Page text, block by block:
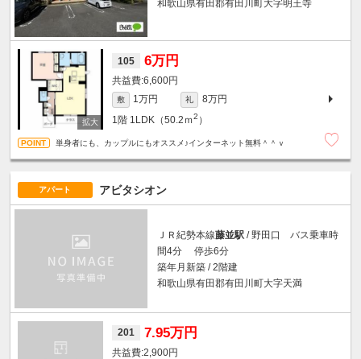
和歌山県有田郡有田川町大字明王寺
105 6万円
6,600円
敷 1万円 礼
8万円
1階 1LDK（50.2ｍ2 ）
単身者にも、カップルにもオススメ♪インターネット無料＾＾ｖ
アパート アビタシオン
ＪＲ紀勢本線藤並駅 / 野田口 バス乗車時
間4分 停歩6分
築年月新築 / 2階建
和歌山県有田郡有田川町大字天満
201 7.95万円
2,900円